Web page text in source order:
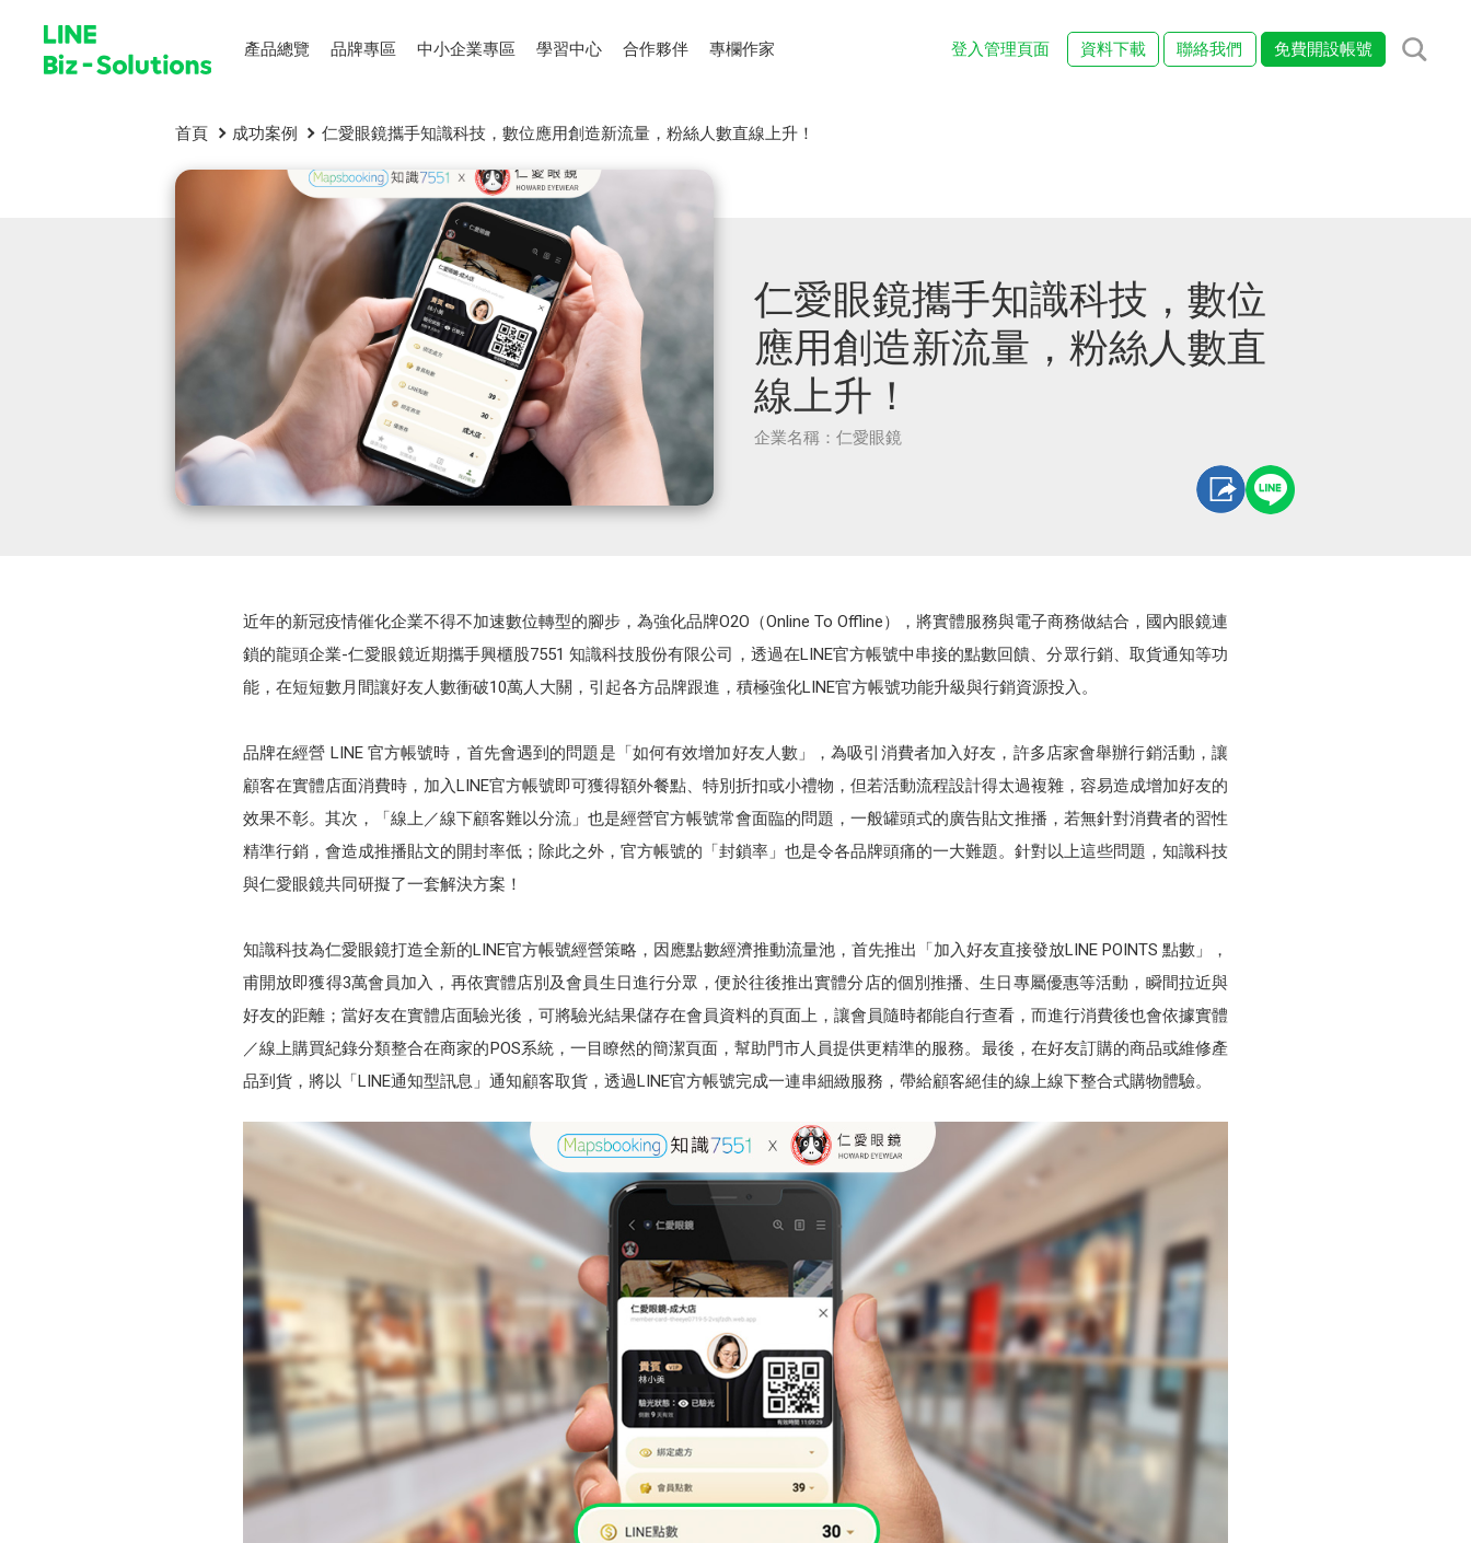
產品總覽 品牌專區 中小企業專區 學習中心 合作夥伴 專欄作家 登入管理頁面 資料下載 聯絡我們 免費開設帳號
首頁 成功案例 仁愛眼鏡攜手知識科技，數位應用創造新流量，粉絲人數直線上升！
仁愛眼鏡攜手知識科技，數位
應用創造新流量，粉絲人數直
線上升！
企業名稱：仁愛眼鏡
近年的新冠疫情催化企業不得不加速數位轉型的腳步，為強化品牌O2O（Online To Offline），將實體服務與電子商務做結合，國內眼鏡連
鎖的龍頭企業-仁愛眼鏡近期攜手興櫃股7551 知識科技股份有限公司，透過在LINE官方帳號中串接的點數回饋、分眾行銷、取貨通知等功
能，在短短數月間讓好友人數衝破10萬人大關，引起各方品牌跟進，積極強化LINE官方帳號功能升級與行銷資源投入。
品牌在經營 LINE 官方帳號時，首先會遇到的問題是「如何有效增加好友人數」，為吸引消費者加入好友，許多店家會舉辦行銷活動，讓
顧客在實體店面消費時，加入LINE官方帳號即可獲得額外餐點、特別折扣或小禮物，但若活動流程設計得太過複雜，容易造成增加好友的
效果不彰。其次，「線上／線下顧客難以分流」也是經營官方帳號常會面臨的問題，一般罐頭式的廣告貼文推播，若無針對消費者的習性
精準行銷，會造成推播貼文的開封率低；除此之外，官方帳號的「封鎖率」也是令各品牌頭痛的一大難題。針對以上這些問題，知識科技
與仁愛眼鏡共同研擬了一套解決方案！
知識科技為仁愛眼鏡打造全新的LINE官方帳號經營策略，因應點數經濟推動流量池，首先推出「加入好友直接發放LINE POINTS 點數」，
甫開放即獲得3萬會員加入，再依實體店別及會員生日進行分眾，便於往後推出實體分店的個別推播、生日專屬優惠等活動，瞬間拉近與
好友的距離；當好友在實體店面驗光後，可將驗光結果儲存在會員資料的頁面上，讓會員隨時都能自行查看，而進行消費後也會依據實體
／線上購買紀錄分類整合在商家的POS系統，一目瞭然的簡潔頁面，幫助門市人員提供更精準的服務。最後，在好友訂購的商品或維修產
品到貨，將以「LINE通知型訊息」通知顧客取貨，透過LINE官方帳號完成一連串細緻服務，帶給顧客絕佳的線上線下整合式購物體驗。